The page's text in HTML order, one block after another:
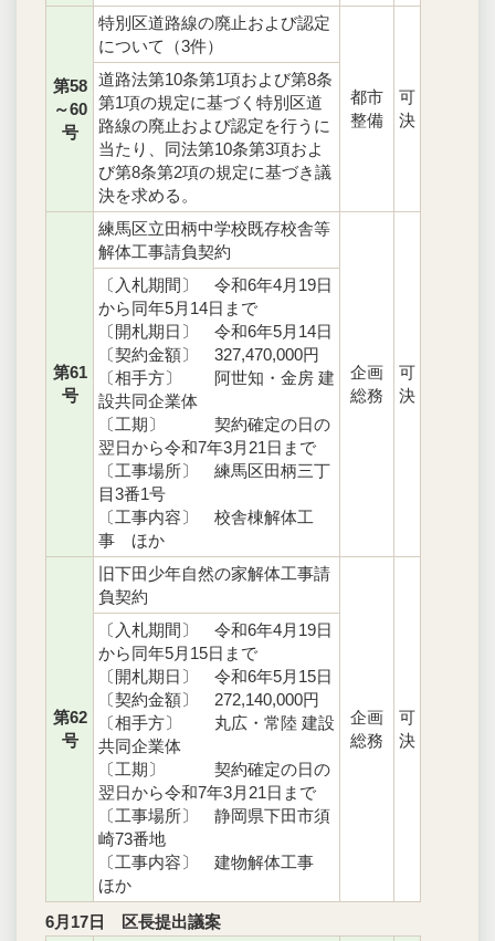
第58
～60
号
特別区道路線の廃止および認定
について（3件）
都市
整備
可
決
道路法第10条第1項および第8条
第1項の規定に基づく特別区道
路線の廃止および認定を行うに
当たり、同法第10条第3項およ
び第8条第2項の規定に基づき議
決を求める。
第61
号
練馬区立田柄中学校既存校舎等
解体工事請負契約
企画
総務
可
決
〔入札期間〕 令和6年4月19日
から同年5月14日まで
〔開札期日〕 令和6年5月14日
〔契約金額〕 327,470,000円
〔相手方〕 阿世知・金房 建
設共同企業体
〔工期〕 契約確定の日の
翌日から令和7年3月21日まで
〔工事場所〕 練馬区田柄三丁
目3番1号
〔工事内容〕 校舎棟解体工
事 ほか
第62
号
旧下田少年自然の家解体工事請
負契約
企画
総務
可
決
〔入札期間〕 令和6年4月19日
から同年5月15日まで
〔開札期日〕 令和6年5月15日
〔契約金額〕 272,140,000円
〔相手方〕 丸広・常陸 建設
共同企業体
〔工期〕 契約確定の日の
翌日から令和7年3月21日まで
〔工事場所〕 静岡県下田市須
崎73番地
〔工事内容〕 建物解体工事
ほか
6月17日 区長提出議案